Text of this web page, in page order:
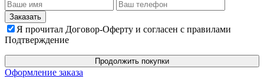
Я прочитал Договор-Оферту и согласен с правилами
Подтверждение
Продолжить покупки
Оформление заказа